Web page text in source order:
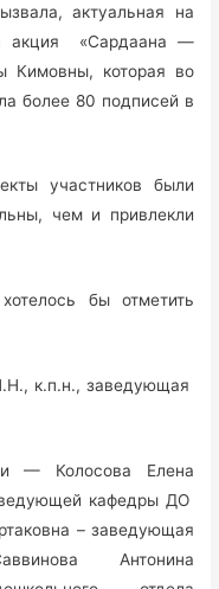
актуальная на
акция «Сардаана —
Кимовны, которая во
более 80 подписей в
участников были
чем и привлекли
бы отметить
к.п.н., заведующая
Колосова Елена
кафедры ДО
– заведующая
Антонина